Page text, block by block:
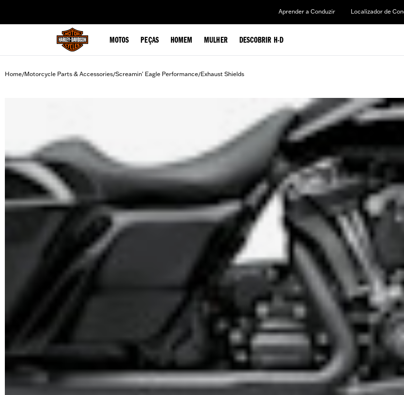
Aprender a Conduzir Localizador de
MOTOS PEÇAS HOMEM MULHER DESCOBRIR H-D
Home/Motorcycle Parts & Accessories/Screamin' Eagle Performance/Exhaust Shields